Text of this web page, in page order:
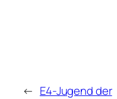
← E4-Jugend der